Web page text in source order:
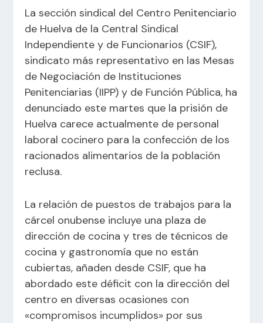
La sección sindical del Centro Penitenciario
de Huelva de la Central Sindical
Independiente y de Funcionarios (CSIF),
sindicato más representativo en las Mesas
de Negociación de Instituciones
Penitenciarias (IIPP) y de Función Pública, ha
denunciado este martes que la prisión de
Huelva carece actualmente de personal
laboral cocinero para la confección de los
racionados alimentarios de la población
reclusa.
La relación de puestos de trabajos para la
cárcel onubense incluye una plaza de
dirección de cocina y tres de técnicos de
cocina y gastronomía que no están
cubiertas, añaden desde CSIF, que ha
abordado este déficit con la dirección del
centro en diversas ocasiones con
«compromisos incumplidos» por sus